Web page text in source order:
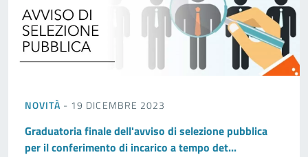
NOVITÀ - 19 DICEMBRE 2023
Graduatoria finale dell'avviso di selezione pubblica
per il conferimento di incarico a tempo det...